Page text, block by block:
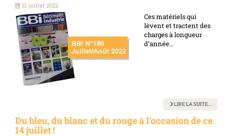
21 juillet 2022
Ces matériels qui
lèvent et tractent des
charges à longueur
d’année…
LIRE LA SUITE...
Du bleu, du blanc et du rouge à l’occasion de ce
14 juillet !